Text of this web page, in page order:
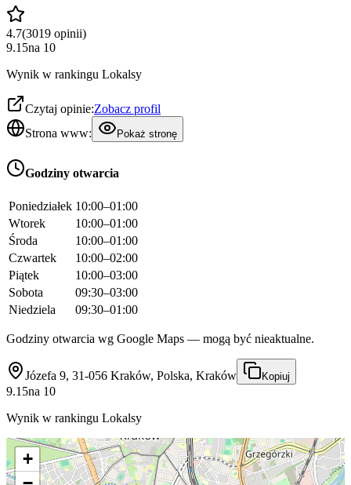
4.7(3019 opinii)
9.15na 10
Wynik w rankingu Lokalsy
Czytaj opinie:Zobacz profil
Strona www:
Pokaż stronę
Godziny otwarcia
Poniedziałek 10:00–01:00
Wtorek
10:00–01:00
Środa
10:00–01:00
Czwartek
10:00–02:00
Piątek
10:00–03:00
Sobota
09:30–03:00
Niedziela
09:30–01:00
Godziny otwarcia wg Google Maps — mogą być nieaktualne.
Józefa 9, 31-056 Kraków, Polska, Kraków Kopiuj
9.15na 10
Wynik w rankingu Lokalsy
+